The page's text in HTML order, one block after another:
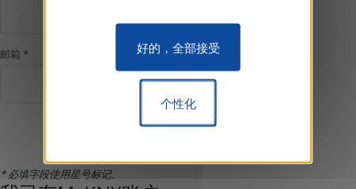
邮箱 *
* 必填字段使用星号标记。
好的，全部接受
个性化